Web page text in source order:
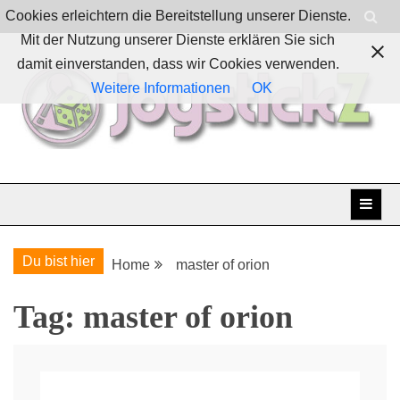
Skip
to
content
JoystickZ
Du bist hier Home master of orion
Tag: master of orion
Cookies erleichtern die Bereitstellung unserer Dienste.
Mit der Nutzung unserer Dienste erklären Sie sich
damit einverstanden, dass wir Cookies verwenden.
Weitere Informationen
OK